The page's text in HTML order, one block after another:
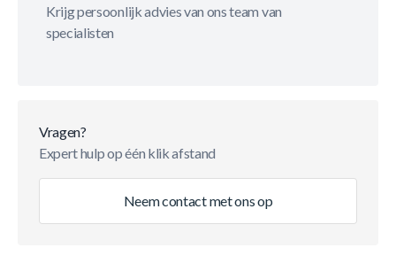
Krijg persoonlijk advies van ons team van
specialisten
Vragen?
Expert hulp op één klik afstand
Neem contact met ons op